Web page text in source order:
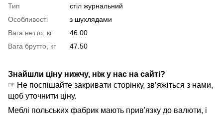
Тип
стіл журнальний
Особливості
з шухлядами
Вага нетто, кг
46.00
Вага брутто, кг
47.50
Знайшли ціну нижчу, ніж у нас на сайті?
☞ Не поспішайте закривати сторінку, зв’яжіться з нами,
щоб уточнити ціну.
Меблі польських фабрик мають прив'язку до валюти, і